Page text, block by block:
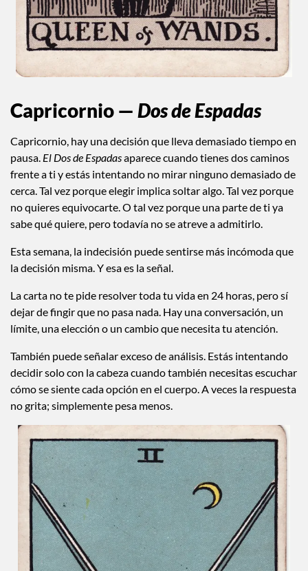
Capricornio — Dos de Espadas
Capricornio, hay una decisión que lleva demasiado tiempo en
pausa. El Dos de Espadasaparece cuando tienes dos caminos
frente a ti y estás intentando no mirar ninguno demasiado de
cerca. Tal vez porque elegir implica soltar algo. Tal vez porque
no quieres equivocarte. O tal vez porque una parte de ti ya
sabe qué quiere, pero todavía no se atreve a admitirlo.
Esta semana, la indecisión puede sentirse más incómoda que
la decisión misma. Y esa es la señal.
La carta no te pide resolver toda tu vida en 24 horas, pero sí
dejar de fingir que no pasa nada. Hay una conversación, un
límite, una elección o un cambio que necesita tu atención.
También puede señalar exceso de análisis. Estás intentando
decidir solo con la cabeza cuando también necesitas escuchar
cómo se siente cada opción en el cuerpo. A veces la respuesta
no grita; simplemente pesa menos.